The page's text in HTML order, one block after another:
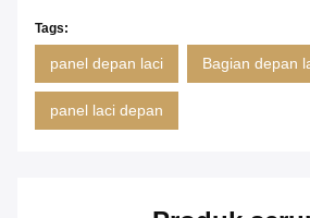
Tags:
panel depan laci Bagian depan
panel laci depan